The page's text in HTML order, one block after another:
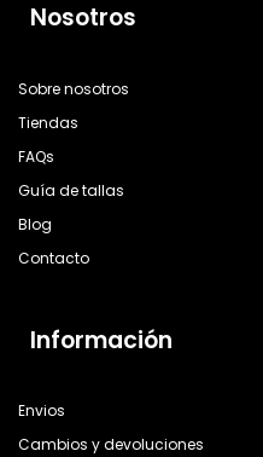
Nosotros
Sobre nosotros
Tiendas
FAQs
Guía de tallas
Blog
Contacto
Información
Envios
Cambios y devoluciones